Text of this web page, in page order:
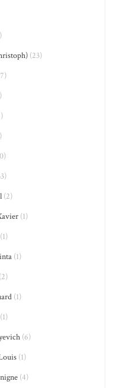
(23)
(2)
(1)
(1)
(1)
(1)
(1)
(6)
(1)
(4)